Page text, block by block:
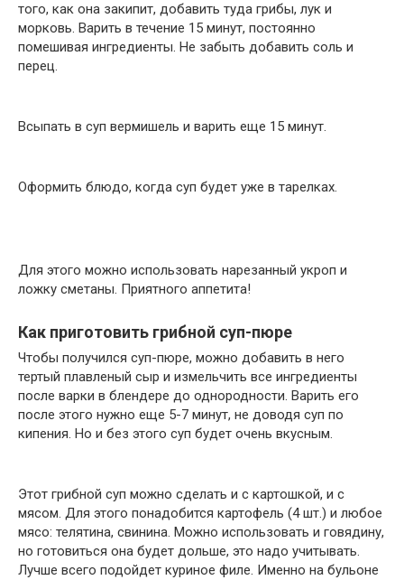
того, как она закипит, добавить туда грибы, лук и
морковь. Варить в течение 15 минут, постоянно
помешивая ингредиенты. Не забыть добавить соль и
перец.
Всыпать в суп вермишель и варить еще 15 минут.
Оформить блюдо, когда суп будет уже в тарелках.
Для этого можно использовать нарезанный укроп и
ложку сметаны. Приятного аппетита!
Как приготовить грибной суп-пюре
Чтобы получился суп-пюре, можно добавить в него
тертый плавленый сыр и измельчить все ингредиенты
после варки в блендере до однородности. Варить его
после этого нужно еще 5-7 минут, не доводя суп по
кипения. Но и без этого суп будет очень вкусным.
Этот грибной суп можно сделать и с картошкой, и с
мясом. Для этого понадобится картофель (4 шт.) и любое
мясо: телятина, свинина. Можно использовать и говядину,
но готовиться она будет дольше, это надо учитывать.
Лучше всего подойдет куриное филе. Именно на бульоне